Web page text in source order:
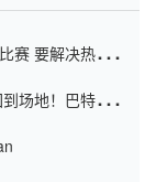
赛 要解决热情的
场地！巴特勒迈